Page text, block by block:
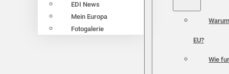
EDI News
Mein Europa
Fotogalerie
EU?
Wie